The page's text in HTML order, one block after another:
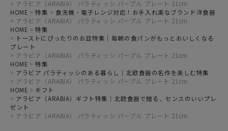
アラビア（ARABIA） パラティッシ パープル プレート 21cm
HOME
特集
食洗機・電子レンジ対応！お手入れ楽なブランド洋食器
アラビア（ARABIA） パラティッシ パープル プレート 21cm
HOME
特集
トーストにぴったりのお皿特集｜毎朝の食パンがもっとおいしくなる
プレート
アラビア（ARABIA） パラティッシ パープル プレート 21cm
HOME
特集
アラビア パラティッシのある暮らし｜北欧食器の名作を楽しむ特集
アラビア（ARABIA） パラティッシ パープル プレート 21cm
HOME
ギフト
アラビア（ARABIA）ギフト特集｜北欧食器で贈る、センスのいいプレ
ゼント
アラビア（ARABIA） パラティッシ パープル プレート 21cm